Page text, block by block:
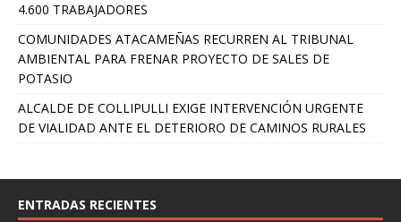
4.600 TRABAJADORES
COMUNIDADES ATACAMEÑAS RECURREN AL TRIBUNAL
AMBIENTAL PARA FRENAR PROYECTO DE SALES DE
POTASIO
ALCALDE DE COLLIPULLI EXIGE INTERVENCIÓN URGENTE
DE VIALIDAD ANTE EL DETERIORO DE CAMINOS RURALES
ENTRADAS RECIENTES